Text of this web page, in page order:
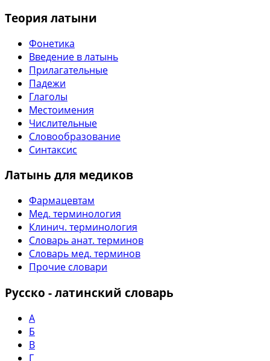
Теория латыни
Фонетика
Введение в латынь
Прилагательные
Падежи
Глаголы
Местоимения
Числительные
Словообразование
Синтаксис
Латынь для медиков
Фармацевтам
Мед. терминология
Клинич. терминология
Словарь анат. терминов
Словарь мед. терминов
Прочие словари
Русско - латинский словарь
А
Б
В
Г